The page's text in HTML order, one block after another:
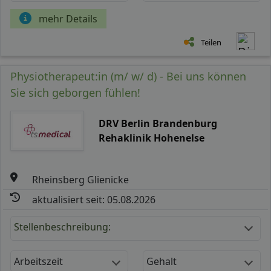
mehr Details
Teilen
Physiotherapeut:in (m/ w/ d) - Bei uns können
Sie sich geborgen fühlen!
DRV Berlin Brandenburg
Rehaklinik Hohenelse
Rheinsberg Glienicke
aktualisiert seit: 05.08.2026
Stellenbeschreibung:
Arbeitszeit Gehalt